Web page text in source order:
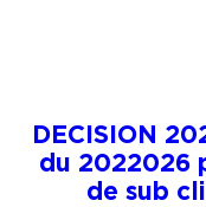
DECISION
du 2022026
de sub